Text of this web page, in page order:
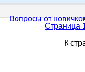
Вопросы от
Страница
К